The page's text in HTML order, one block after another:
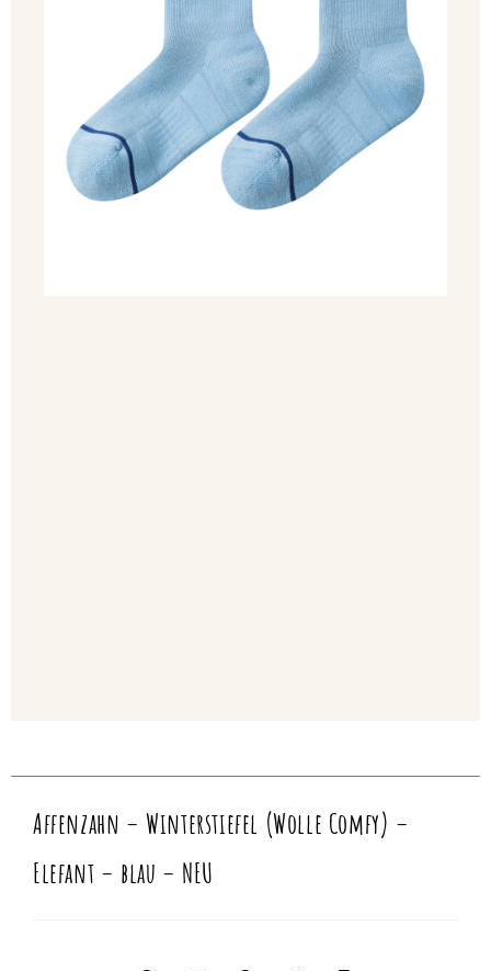
Affenzahn – Winterstiefel (Wolle Comfy) –
Elefant – blau – NEU